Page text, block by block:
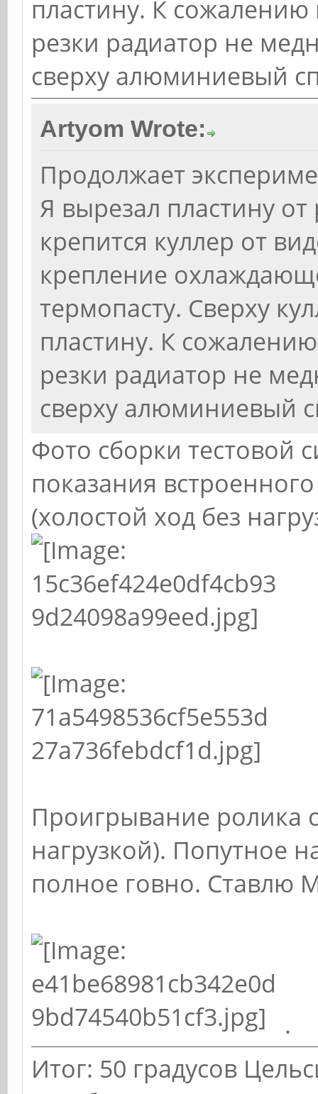
пластину. К сожалению
резки радиатор не
сверху алюминиевый
Artyom Wrote:
Продолжает
Я вырезал пластину
крепится куллер от
крепление
термопасту. Сверху
пластину. К
резки радиатор не
сверху алюминиевый
Фото сборки тестовой
показания
(холостой ход без
Проигрывание ролика
нагрузкой). Попутное
полное говно. Ставлю
.
Итог: 50 градусов